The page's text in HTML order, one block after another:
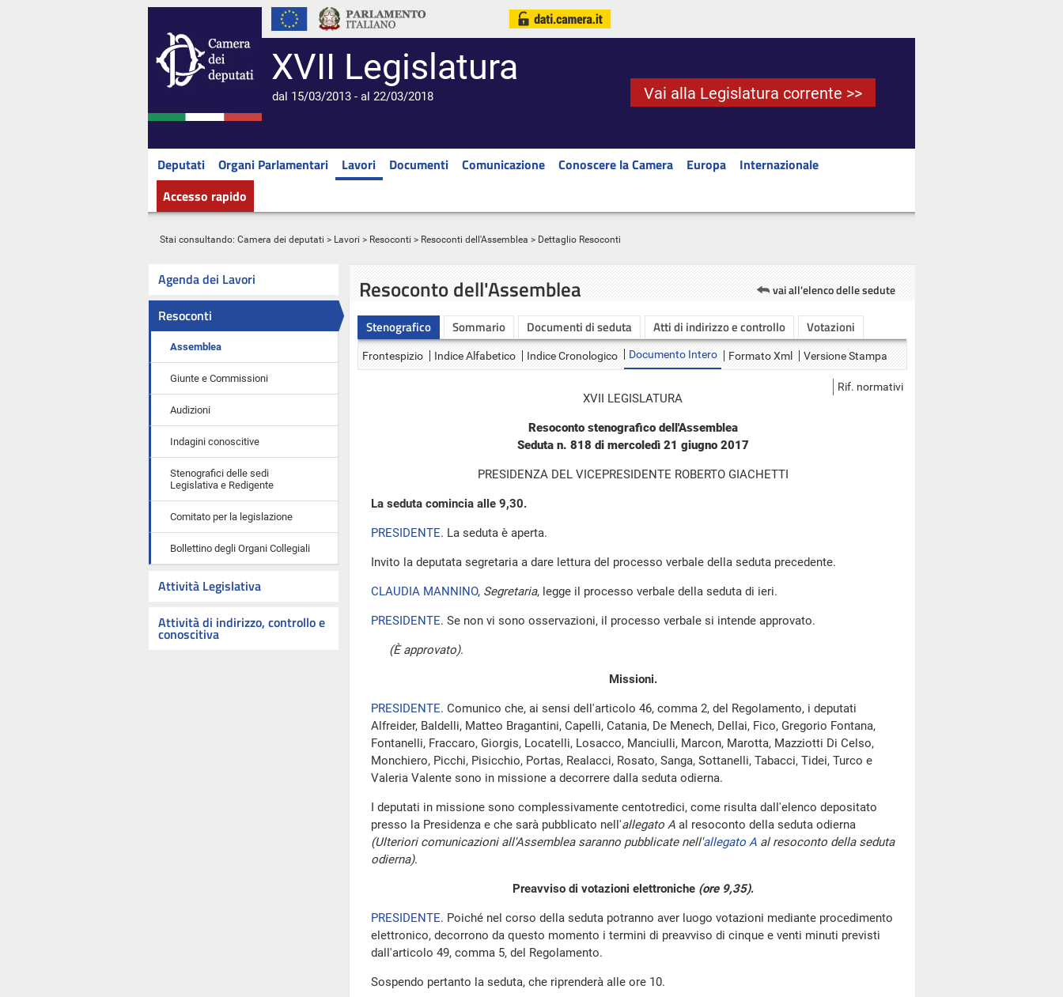
XVII Legislatura
dal 15/03/2013 - al 22/03/2018 Vai alla Legislatura corrente >>
Deputati Organi Parlamentari Lavori Documenti Comunicazione Conoscere la Camera Europa
Internazionale
Accesso rapido
Stai consultando: Camera dei deputati > Lavori > Resoconti > Resoconti dell'Assemblea > Dettaglio Resoconti
Agenda dei Lavori
Resoconti
Assemblea
Giunte e Commissioni
Audizioni
Indagini conoscitive
Stenografici delle sedi
Legislativa e Redigente
Comitato per la legislazione
Bollettino degli Organi Collegiali
Attività Legislativa
Attività di indirizzo, controllo e
conoscitiva
Resoconto dell'Assemblea vai all'elenco delle sedute
Stenografico Sommario Documenti di seduta Atti di indirizzo e controllo Votazioni
Frontespizio Indice Alfabetico Indice Cronologico Documento Intero Formato Xml Versione Stampa
Rif. normativi
XVII LEGISLATURA
Resoconto stenografico dell'Assemblea
Seduta n. 818 di mercoledì 21 giugno 2017
PRESIDENZA DEL VICEPRESIDENTE ROBERTO GIACHETTI
La seduta comincia alle 9,30.
PRESIDENTE. La seduta è aperta.
Invito la deputata segretaria a dare lettura del processo verbale della seduta precedente.
CLAUDIA MANNINO, Segretaria, legge il processo verbale della seduta di ieri.
PRESIDENTE. Se non vi sono osservazioni, il processo verbale si intende approvato.
(È approvato).
Missioni.
PRESIDENTE. Comunico che, ai sensi dell'articolo 46, comma 2, del Regolamento, i deputati
Alfreider, Baldelli, Matteo Bragantini, Capelli, Catania, De Menech, Dellai, Fico, Gregorio Fontana,
Fontanelli, Fraccaro, Giorgis, Locatelli, Losacco, Manciulli, Marcon, Marotta, Mazziotti Di Celso,
Monchiero, Picchi, Pisicchio, Portas, Realacci, Rosato, Sanga, Sottanelli, Tabacci, Tidei, Turco e
Valeria Valente sono in missione a decorrere dalla seduta odierna.
I deputati in missione sono complessivamente centotredici, come risulta dall'elenco depositato
presso la Presidenza e che sarà pubblicato nell'allegato A al resoconto della seduta odierna
(Ulteriori comunicazioni all'Assemblea saranno pubblicate nell'allegato A al resoconto della seduta
odierna).
Preavviso di votazioni elettroniche (ore 9,35).
PRESIDENTE. Poiché nel corso della seduta potranno aver luogo votazioni mediante procedimento
elettronico, decorrono da questo momento i termini di preavviso di cinque e venti minuti previsti
dall'articolo 49, comma 5, del Regolamento.
Sospendo pertanto la seduta, che riprenderà alle ore 10.